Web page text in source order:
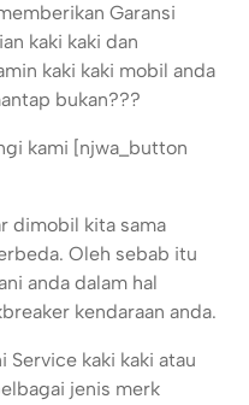
Garansi
kaki kaki dan
kaki kaki mobil anda
bukan???
kami [njwa_button
dimobil kita sama
Oleh sebab itu
anda dalam hal
kendaraan anda.
Service kaki kaki atau
jenis merk